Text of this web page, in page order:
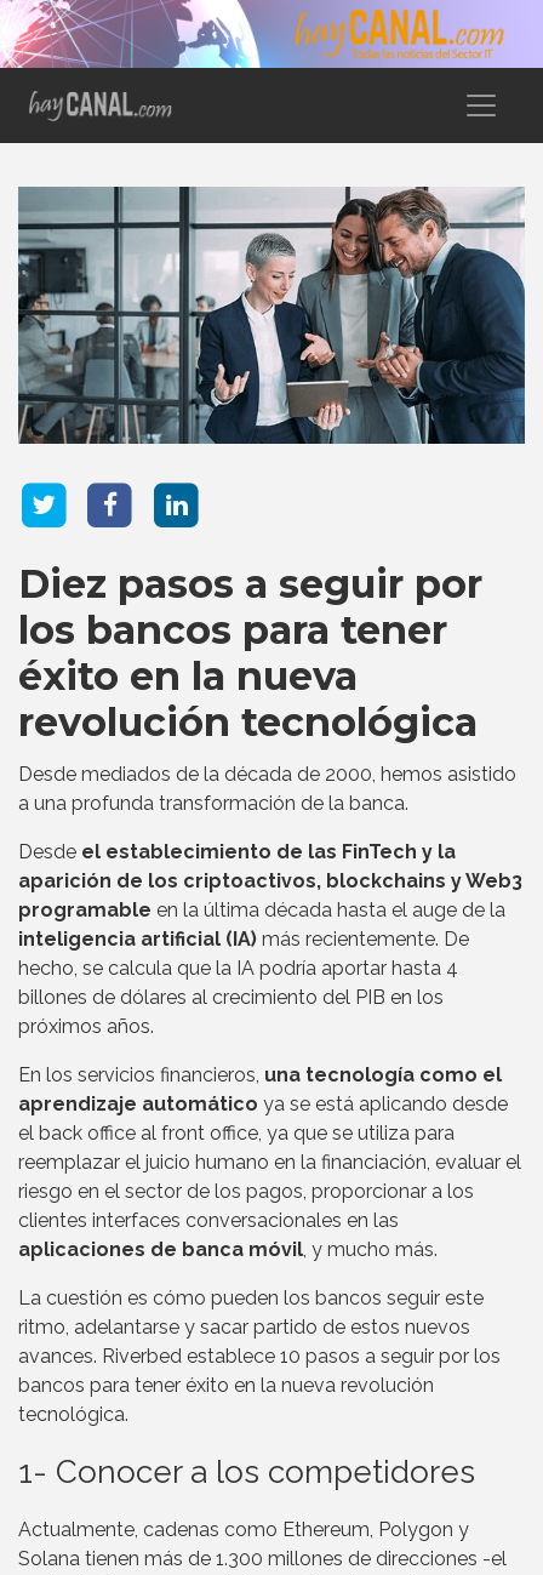
Diez pasos a seguir por
los bancos para tener
éxito en la nueva
revolución tecnológica
Desde mediados de la década de 2000, hemos asistido
a una profunda transformación de la banca.
Desde el establecimiento de las FinTech y la
aparición de los criptoactivos, blockchains y Web3
programable en la última década hasta el auge de la
inteligencia artificial (IA) más recientemente. De
hecho, se calcula que la IA podría aportar hasta 4
billones de dólares al crecimiento del PIB en los
próximos años.
En los servicios financieros, una tecnología como el
aprendizaje automático ya se está aplicando desde
el back office al front office, ya que se utiliza para
reemplazar el juicio humano en la financiación, evaluar el
riesgo en el sector de los pagos, proporcionar a los
clientes interfaces conversacionales en las
aplicaciones de banca móvil, y mucho más.
La cuestión es cómo pueden los bancos seguir este
ritmo, adelantarse y sacar partido de estos nuevos
avances. Riverbed establece 10 pasos a seguir por los
bancos para tener éxito en la nueva revolución
tecnológica.
1- Conocer a los competidores
Actualmente, cadenas como Ethereum, Polygon y
Solana tienen más de 1.300 millones de direcciones -el